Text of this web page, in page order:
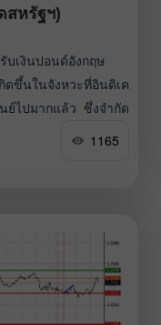
สหรัฐฯ)
บเงินปอนด์อังกฤษ
ขึ้นในจังหวะที่อินดิเค
ย์ไปมากแล้ว ซึ่งจำกัด
ดสอบระดับ 1.3451
2 ทำงาน
1165